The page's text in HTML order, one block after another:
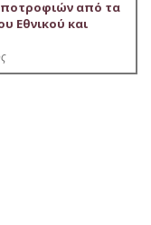
από τα
Εθνικού και